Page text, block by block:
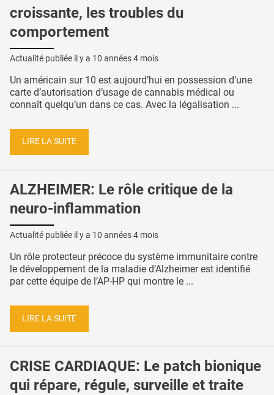
croissante, les troubles du
comportement
Actualité publiée il y a 10 années 4 mois
Un américain sur 10 est aujourd’hui en possession d’une
carte d’autorisation d’usage de cannabis médical ou
connaît quelqu’un dans ce cas. Avec la légalisation ...
LIRE LA SUITE
ALZHEIMER: Le rôle critique de la
neuro-inflammation
Actualité publiée il y a 10 années 4 mois
Un rôle protecteur précoce du système immunitaire contre
le développement de la maladie d’Alzheimer est identifié
par cette équipe de l’AP-HP qui montre le ...
LIRE LA SUITE
CRISE CARDIAQUE: Le patch bionique
qui répare, régule, surveille et traite